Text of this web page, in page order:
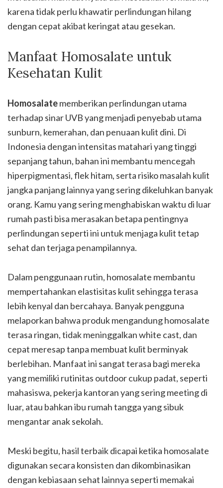
karena tidak perlu khawatir perlindungan hilang
dengan cepat akibat keringat atau gesekan.
Manfaat Homosalate untuk
Kesehatan Kulit
Homosalatememberikan perlindungan utama
terhadap sinar UVB yang menjadi penyebab utama
sunburn, kemerahan, dan penuaan kulit dini. Di
Indonesia dengan intensitas matahari yang tinggi
sepanjang tahun, bahan ini membantu mencegah
hiperpigmentasi, flek hitam, serta risiko masalah kulit
jangka panjang lainnya yang sering dikeluhkan banyak
orang. Kamu yang sering menghabiskan waktu di luar
rumah pasti bisa merasakan betapa pentingnya
perlindungan seperti ini untuk menjaga kulit tetap
sehat dan terjaga penampilannya.
Dalam penggunaan rutin, homosalate membantu
mempertahankan elastisitas kulit sehingga terasa
lebih kenyal dan bercahaya. Banyak pengguna
melaporkan bahwa produk mengandung homosalate
terasa ringan, tidak meninggalkan white cast, dan
cepat meresap tanpa membuat kulit berminyak
berlebihan. Manfaat ini sangat terasa bagi mereka
yang memiliki rutinitas outdoor cukup padat, seperti
mahasiswa, pekerja kantoran yang sering meeting di
luar, atau bahkan ibu rumah tangga yang sibuk
mengantar anak sekolah.
Meski begitu, hasil terbaik dicapai ketika homosalate
digunakan secara konsisten dan dikombinasikan
dengan kebiasaan sehat lainnya seperti memakai